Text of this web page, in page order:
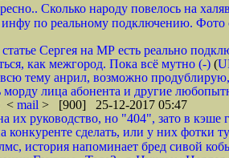
Сколько народу повелось на
по реальному подключению. Фото
Сергея на МР есть реально
как межгород. Пока всё мутно (-) (
всю тему анрил, возможно
морду лица абонента и другие
< mail > [900] 25-12-2017 05:47
их руководство, но "404", зато в
конкуренте сделать, или у них фотки
история напоминает бред сивой